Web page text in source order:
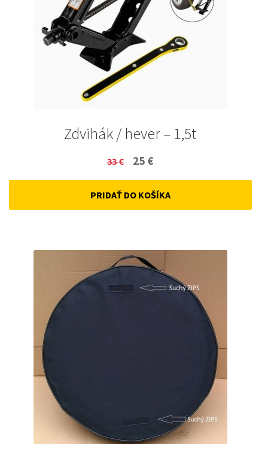
Zdvihák / hever – 1,5t
33€
Original
price
was:
25 €
price
is:
PRIDAŤ DO KOŠÍKA